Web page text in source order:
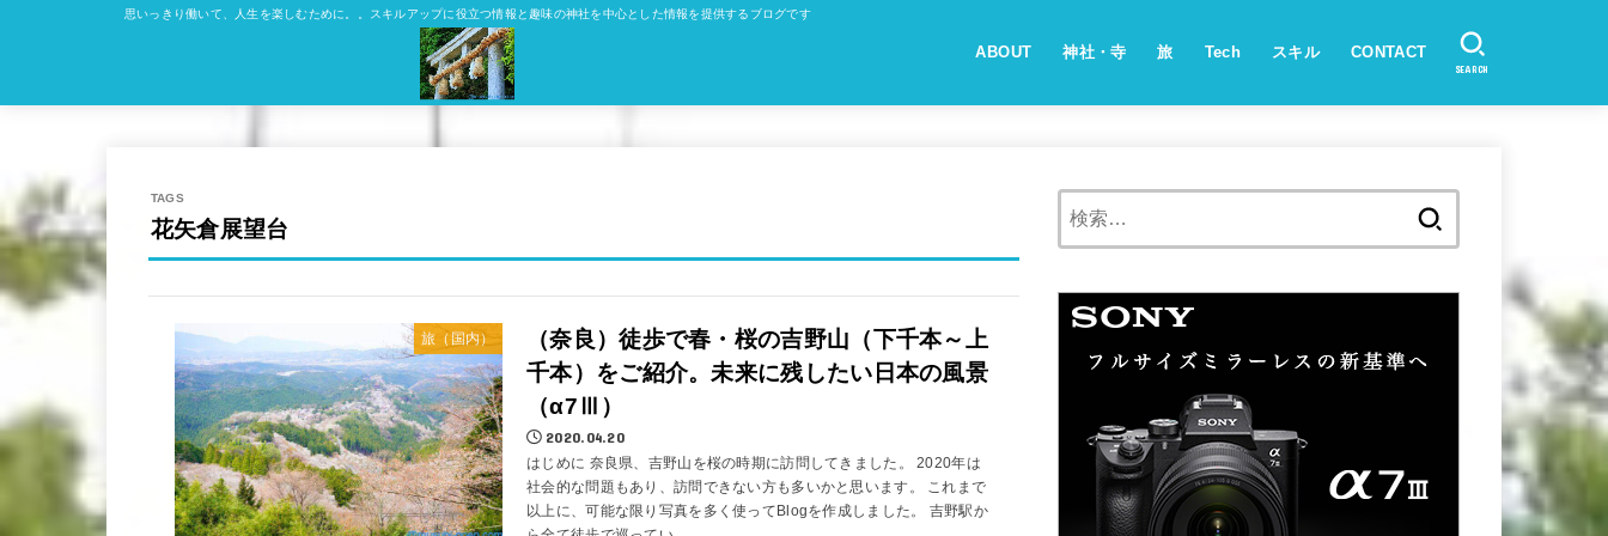
思いっきり働いて、人生を楽しむために。。スキルアップに役立つ情報と趣味の神社を中心とした情報を提供するブログです
ABOUT 神社・寺 旅 Tech スキル CONTACT
SEARCH
花矢倉展望台
旅（国内）
（奈良）徒歩で春・桜の吉野山（下千本～上
千本）をご紹介。未来に残したい日本の風景
（α7Ⅲ）
2020.04.20
はじめに 奈良県、吉野山を桜の時期に訪問してきました。 2020年は
社会的な問題もあり、訪問できない方も多いかと思います。 これまで
以上に、可能な限り写真を多く使ってBlogを作成しました。 吉野駅か